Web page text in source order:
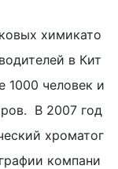
химикато
в Кит
1000 человек и
В 2007 год
хроматог
компани